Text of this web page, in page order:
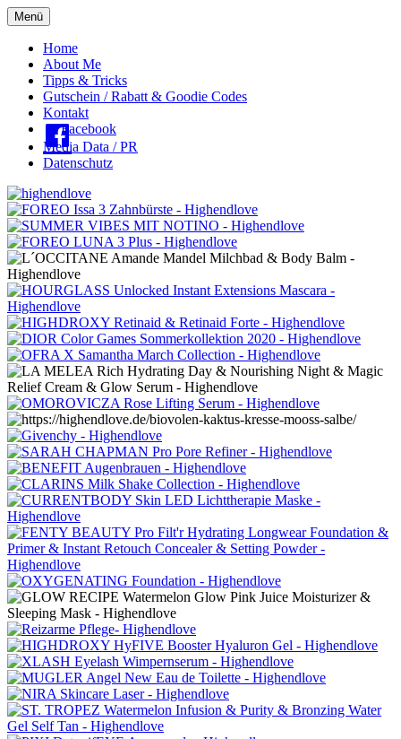
Menü
Oberes
Menü
Home
About Me
Tipps & Tricks
Gutschein / Rabatt & Goodie Codes
Kontakt
Facebook
Media Data / PR
Datenschutz